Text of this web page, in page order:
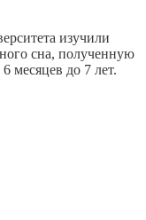
изучили
сна, полученную
месяцев до 7 лет.